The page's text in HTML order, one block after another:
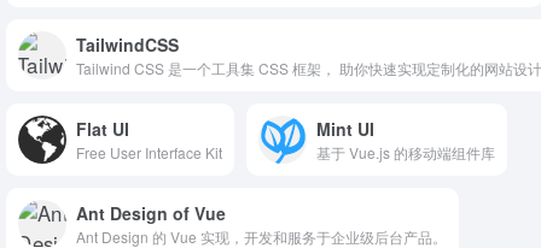
TailwindCSS
Tailwind CSS 是一个工具集 CSS 框架， 助你快速实现定制化的网站设
Flat UI
Free User Interface Kit
Mint UI
基于 Vue.js 的移动端组件库
Ant Design of Vue
Ant Design 的 Vue 实现，开发和服务于企业级后台产品。